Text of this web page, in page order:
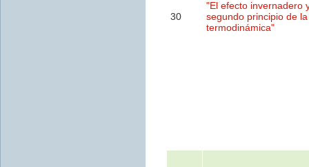
30
"El efecto invernadero
segundo principio de la
termodinámica"